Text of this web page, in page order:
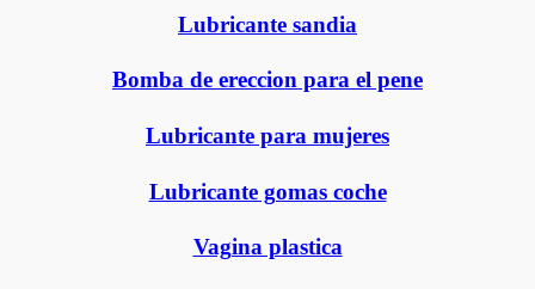
Lubricante sandia
Bomba de ereccion para el pene
Lubricante para mujeres
Lubricante gomas coche
Vagina plastica